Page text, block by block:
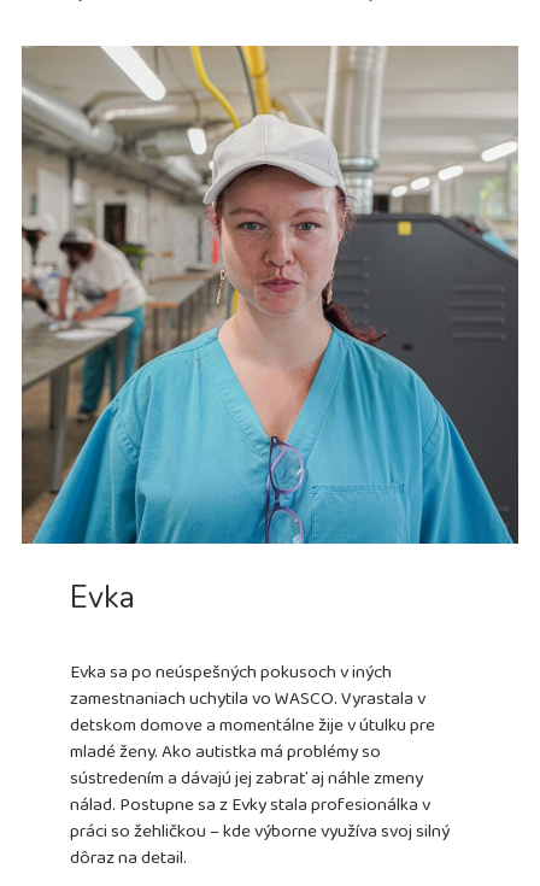
Evka
Evka sa po neúspešných pokusoch v iných
zamestnaniach uchytila vo WASCO.Vyrastala v
detskom domove a momentálne žije v útulku pre
mladé ženy.Ako autistka má problémy so
sústredením a dávajú jej zabrať aj náhle zmeny
nálad.Postupne sa z Evky stala profesionálka v
práci so žehličkou – kde výborne využíva svoj silný
dôraz na detail.